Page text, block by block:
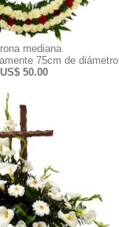
mediana
75cm de diámetro.
US$ 50.00